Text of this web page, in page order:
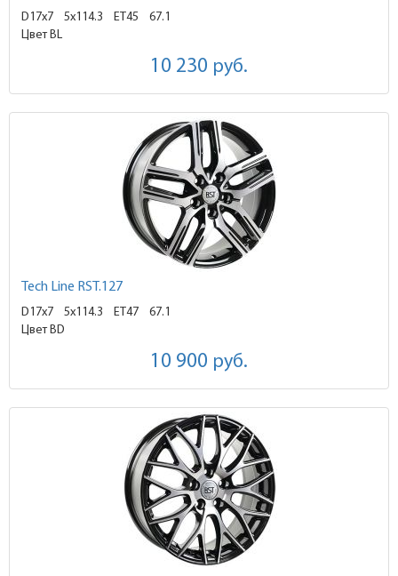
D17x7 5x114.3 ET45
67.1
Цвет BL
10 230 руб.
Tech Line RST.127
D17x7 5x114.3 ET47
67.1
Цвет BD
10 900 руб.